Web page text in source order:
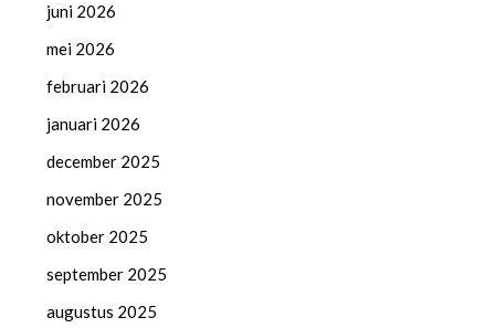
juni 2026
mei 2026
februari 2026
januari 2026
december 2025
november 2025
oktober 2025
september 2025
augustus 2025